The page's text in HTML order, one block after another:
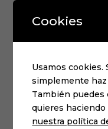
Cookies
Usamos cookies.
simplemente haz
También puedes
quieres haciendo
nuestra política